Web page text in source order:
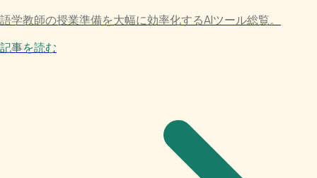
語学教師の授業準備を大幅に効率化するAIツール総覧。
記事を読む